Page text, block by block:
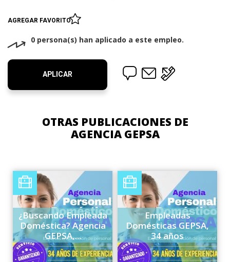
AGREGAR FAVORITO
0 persona(s) han aplicado a este empleo.
APLICAR
OTRAS PUBLICACIONES DE
AGENCIA GEPSA
¿Buscando Empleada
Doméstica? Agencia
GEPSA,...
Empleadas
Domésticas GEPSA,
34 años